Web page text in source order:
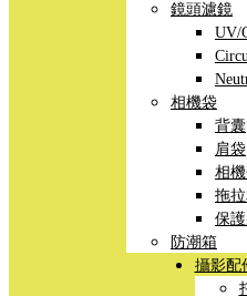
鏡頭濾鏡
UV/
相機袋
背囊
肩袋
相
拖
保
防潮箱
攝影配